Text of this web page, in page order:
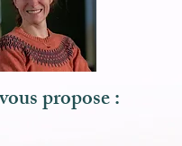
propose :